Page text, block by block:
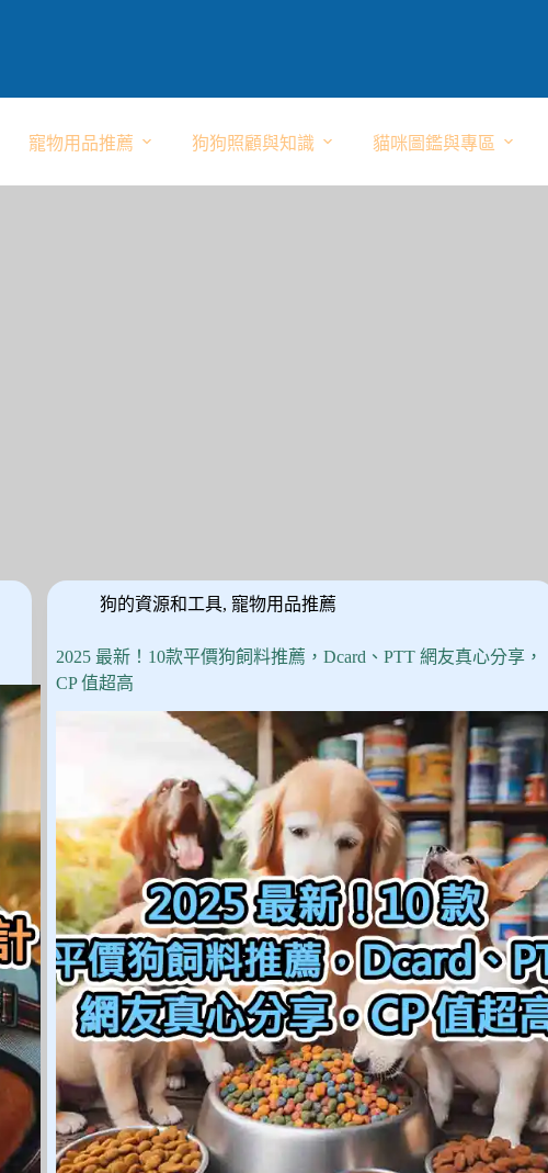
寵物用品推薦 狗狗照顧與知識 貓咪圖鑑與專區
狗的資源和工具, 寵物用品推薦
2025 最新！10款平價狗飼料推薦，Dcard、PTT 網友真心分享，
CP 值超高